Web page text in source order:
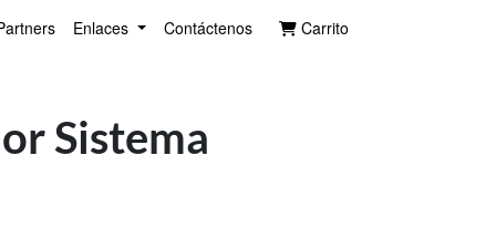
Enlaces Contáctenos Carrito
Sistema